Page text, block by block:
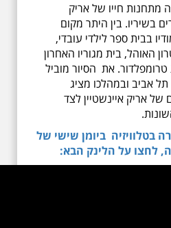
חייו של אריק
בשיריו. בין היתר מקום
בבית ספר לילדי עובדי,
האוהל, בית מגוריו האחרון
טרומפלדור. את הסיור מוביל
תל אביב ובמהלכו מציג
של אריק איינשטיין לצד
בטלוויזיה ביומן שישי של